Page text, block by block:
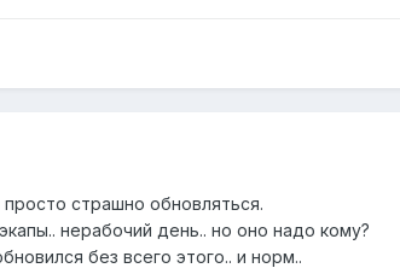
страшно обновляться.
нерабочий день.. но оно надо кому?
без всего этого.. и норм..